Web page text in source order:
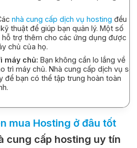
nhà cung cấp dịch vụ hosting đều
thuật để giúp bạn quản lý. Một số
hỗ trợ thêm cho các ứng dụng được
chủ của họ.
máy chủ: Bạn không cần lo lắng về
trì máy chủ. Nhà cung cấp dịch vụ sẽ
để bạn có thể tập trung hoàn toàn
mua Hosting ở đâu tốt
cung cấp hosting uy tín